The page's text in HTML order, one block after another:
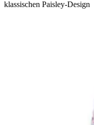
Cart
klassischen Paisley-Design